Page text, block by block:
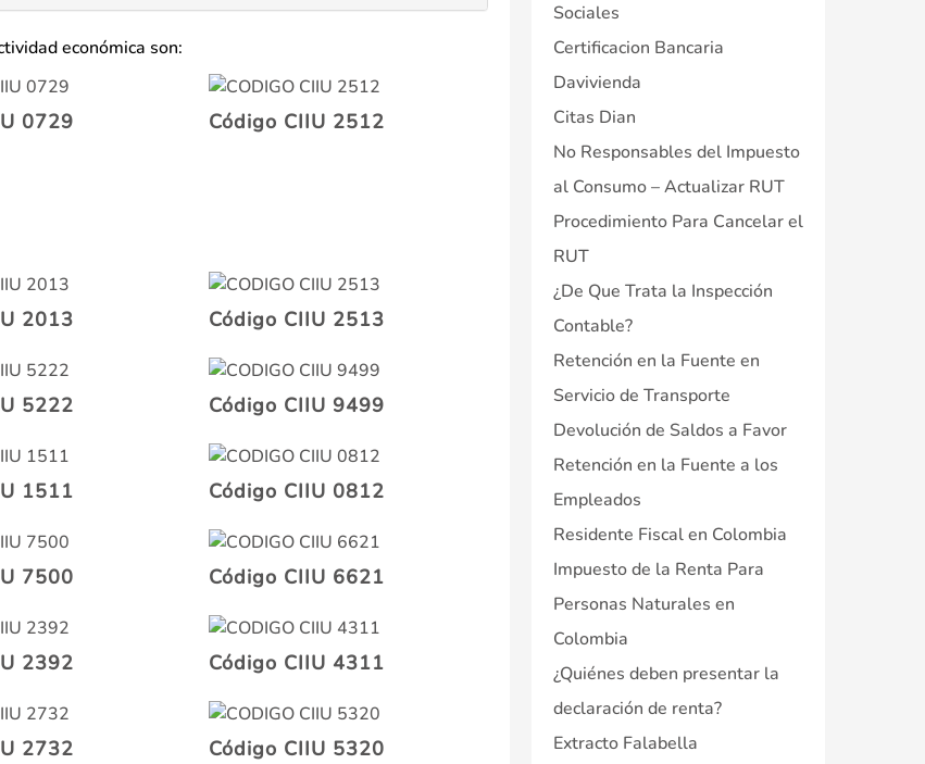
económica son:
0729 Código CIIU 2512
2013 Código CIIU 2513
5222 Código CIIU 9499
1511 Código CIIU 0812
7500 Código CIIU 6621
2392 Código CIIU 4311
2732 Código CIIU 5320
Sociales
Certificacion Bancaria
Davivienda
Citas Dian
No Responsables del Impuesto
al Consumo – Actualizar RUT
Procedimiento Para Cancelar el
RUT
¿De Que Trata la Inspección
Contable?
Retención en la Fuente en
Servicio de Transporte
Devolución de Saldos a Favor
Retención en la Fuente a los
Empleados
Residente Fiscal en Colombia
Impuesto de la Renta Para
Personas Naturales en
Colombia
¿Quiénes deben presentar la
declaración de renta?
Extracto Falabella